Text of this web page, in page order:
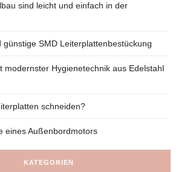
sind leicht und einfach in der
günstige SMD Leiterplattenbestückung
modernster Hygienetechnik aus Edelstahl
schneiden?
eines Außenbordmotors
KATEGORIEN